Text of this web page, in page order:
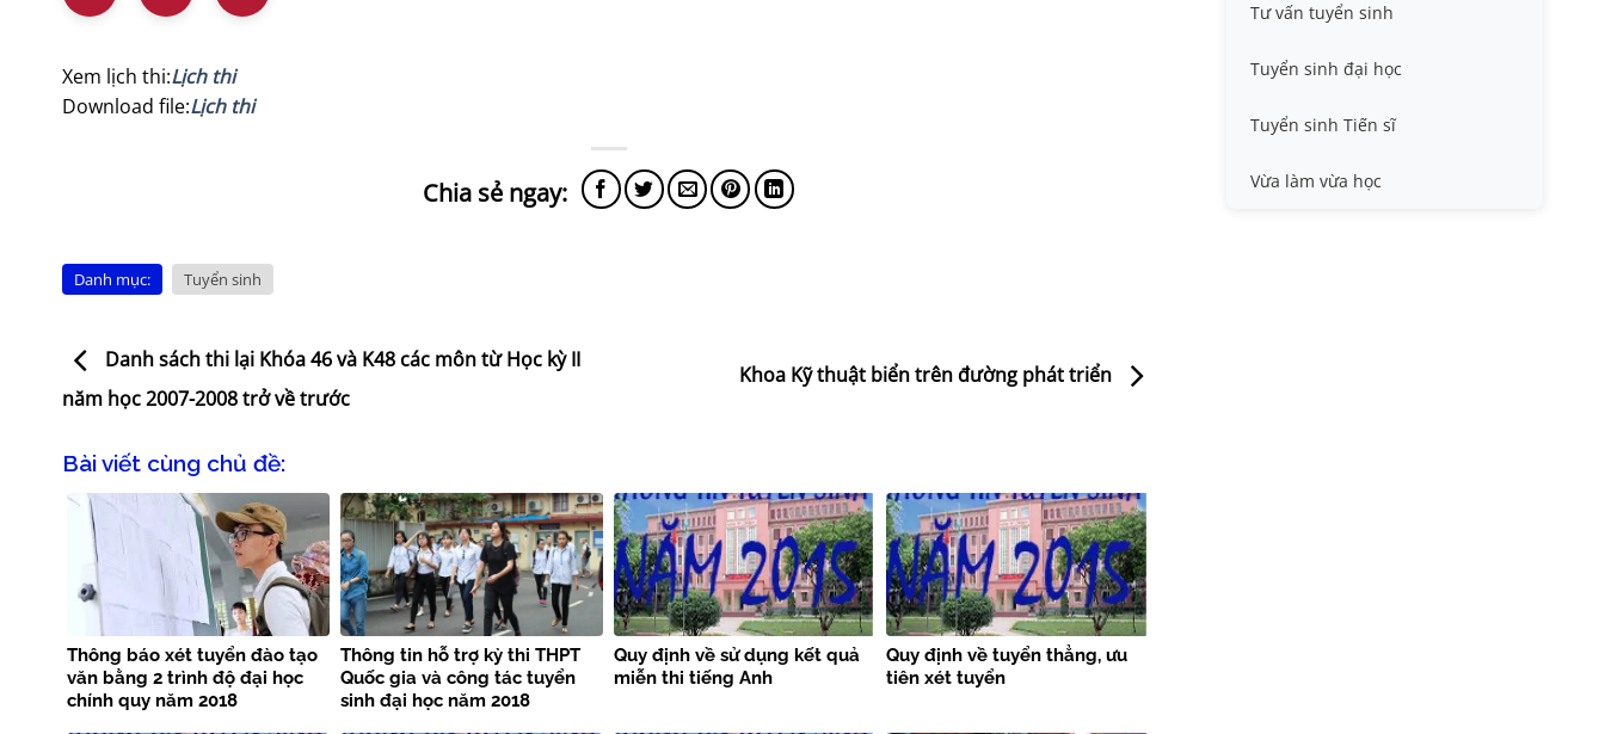
Xem lịch thi:Lịch thi
Download file:Lịch thi
Danh mục: Tuyển sinh
Danh sách thi lại Khóa 46 và K48 các môn từ Học kỳ II
năm học 2007-2008 trở về trước
Khoa Kỹ thuật biển trên đường phát triển
Bài viết cùng chủ đề:
Thông báo xét tuyển đào tạo
văn bằng 2 trình độ đại học
chính quy năm 2018
Thông tin hỗ trợ kỳ thi THPT
Quốc gia và công tác tuyển
sinh đại học năm 2018
Quy định về sử dụng kết quả
miễn thi tiếng Anh
Quy định về tuyển thẳng, ưu
tiên xét tuyển
Tư vấn tuyển sinh
Tuyển sinh đại học
Tuyển sinh Tiến sĩ
Vừa làm vừa học